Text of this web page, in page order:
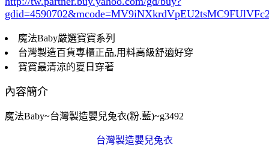
gdid=4590702
魔法Baby嚴選寶寶系列
台灣製造百貨專櫃正品,用料高級舒適好穿
寶寶最清涼的夏日穿著
內容簡介
魔法Baby~台灣製造嬰兒兔衣(粉.藍)~g3492
台灣製造嬰兒兔衣